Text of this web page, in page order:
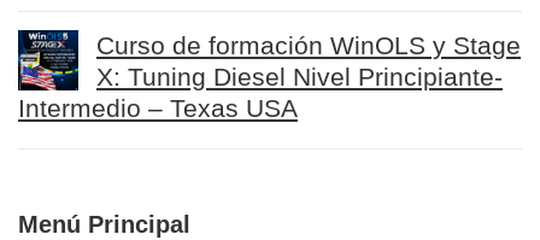
Curso de formación WinOLS y Stage
X: Tuning Diesel Nivel Principiante-
Intermedio – Texas USA
Menú Principal